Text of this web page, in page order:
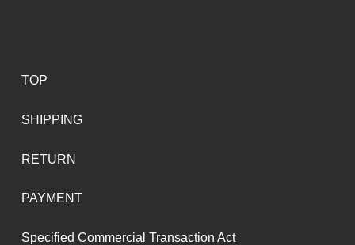
TOP
SHIPPING
RETURN
PAYMENT
Specified Commercial Transaction Act